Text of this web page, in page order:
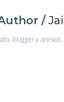
/
blogger y